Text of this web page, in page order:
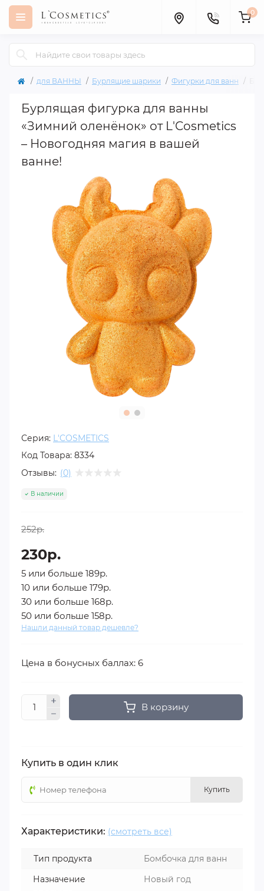
0
для ВАННЫ Бурлящие шарики Фигурки для ванн
Бурлящая фигурка для ванны
«Зимний оленёнок» от L'Cosmetics
– Новогодняя магия в вашей
ванне!
Серия: L'COSMETICS
Код Товара: 8334
Отзывы: (0)
В наличии
252р.
230р.
5 или больше 189р.
10 или больше 179р.
30 или больше 168р.
50 или больше 158р.
Нашли данный товар дешевле?
Цена в бонусных баллах: 6
В корзину
Купить в один клик
Купить
Характеристики: (смотреть все)
Тип продукта
Бомбочка для ванн
Назначение
Новый год